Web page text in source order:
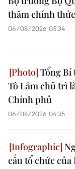
thăm chính
06/08/2026 05:34
Tổng Bí
Tô Lâm chủ trì
Chính phủ
06/08/2026 04:35
cấu tổ chức của